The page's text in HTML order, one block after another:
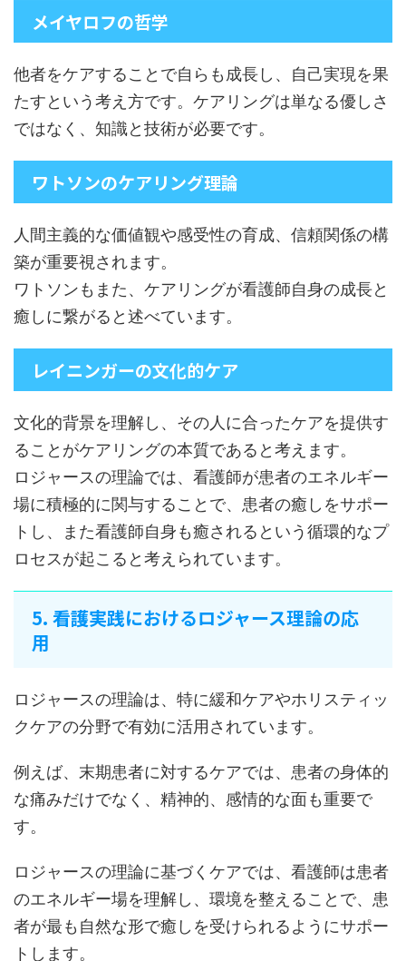
メイヤロフの哲学
他者をケアすることで自らも成長し、自己実現を果
たすという考え方です。ケアリングは単なる優しさ
ではなく、知識と技術が必要です。
ワトソンのケアリング理論
人間主義的な価値観や感受性の育成、信頼関係の構
築が重要視されます。
ワトソンもまた、ケアリングが看護師自身の成長と
癒しに繋がると述べています。
レイニンガーの文化的ケア
文化的背景を理解し、その人に合ったケアを提供す
ることがケアリングの本質であると考えます。
ロジャースの理論では、看護師が患者のエネルギー
場に積極的に関与することで、患者の癒しをサポー
トし、また看護師自身も癒されるという循環的なプ
ロセスが起こると考えられています。
5. 看護実践におけるロジャース理論の応
用
ロジャースの理論は、特に緩和ケアやホリスティッ
クケアの分野で有効に活用されています。
例えば、末期患者に対するケアでは、患者の身体的
な痛みだけでなく、精神的、感情的な面も重要で
す。
ロジャースの理論に基づくケアでは、看護師は患者
のエネルギー場を理解し、環境を整えることで、患
者が最も自然な形で癒しを受けられるようにサポー
トします。